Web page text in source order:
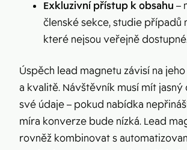
Exkluzivní přístup k obsahu –
členské sekce, studie případů
které nejsou veřejně
Úspěch lead magnetu závisí na
a kvalitě. Návštěvník musí mít
své údaje – pokud nabídka
míra konverze bude nízká. Lead
rovněž kombinovat s